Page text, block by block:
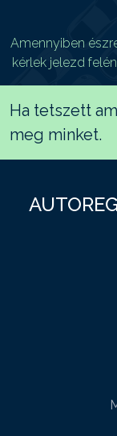
Amennyiben
kérlek jelezd
Ha tetszett
meg minket.